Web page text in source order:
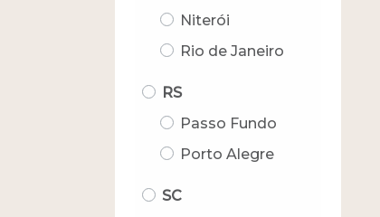
Niterói
Rio de Janeiro
RS
Passo Fundo
Porto Alegre
SC